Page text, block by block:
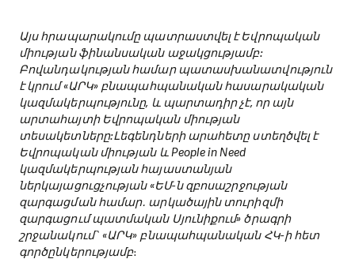
Այս հրապարակումը պատրաստվել է Եվրոպական
միության ֆինանսական աջակցությամբ:
Բովանդակության համար պատասխանատվություն
է կրում «ԱՐԿ» բնապահպանական հասարակական
կազմակերպությունը, և պարտադիր չէ, որ այն
արտահայտի Եվրոպական միության
տեսակետները:Լեգենդների արահետը ստեղծվել է
Եվրոպական միության և People in Need
կազմակերպության հայաստանյան
ներկայացուցչության «ԵՄ-ն զբոսաշրջության
զարգացման համար․ արկածային տուրիզմի
զարգացում պատմական Սյունիքում» ծրագրի
շրջանակում` «ԱՐԿ» բնապահպանական ՀԿ-ի հետ